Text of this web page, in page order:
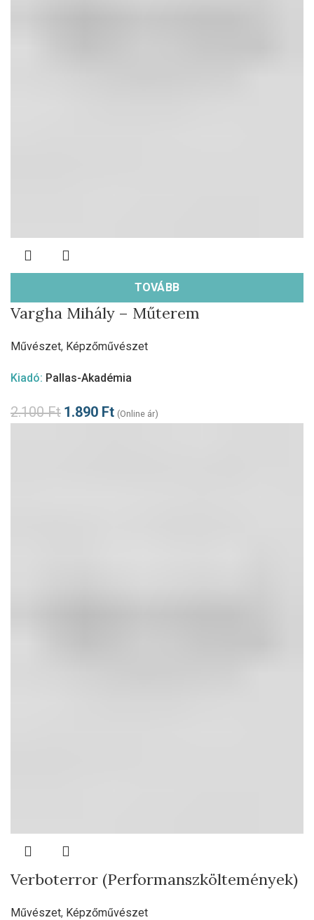
TOVÁBB
Vargha Mihály – Műterem
Művészet, Képzőművészet
Kiadó: Pallas-Akadémia
2.100Ft 1.890 Ft (Online ár)
Verboterror (Performanszköltemények)
Művészet, Képzőművészet